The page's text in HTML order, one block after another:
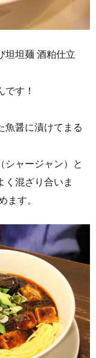
坦坦麺 酒粕仕立
す！
魚醤に漬けてまる
シャージャン）と
く混ざり合いま
す。